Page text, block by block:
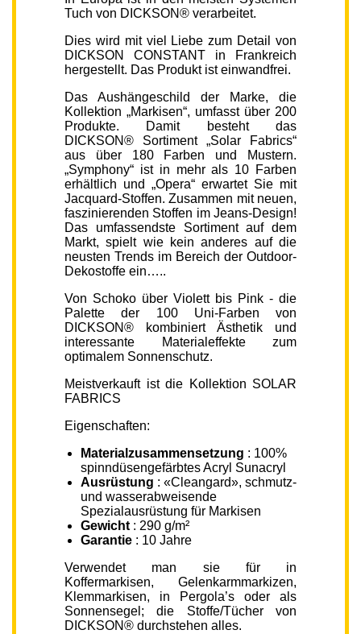
Tuch von DICKSON® verarbeitet.
Dies wird mit viel Liebe zum Detail von
DICKSON CONSTANT in Frankreich
hergestellt. Das Produkt ist einwandfrei.
Das Aushängeschild der Marke, die
Kollektion „Markisen“, umfasst über 200
Produkte. Damit besteht das
DICKSON® Sortiment „Solar Fabrics“
aus über 180 Farben und Mustern.
„Symphony“ ist in mehr als 10 Farben
erhältlich und „Opera“ erwartet Sie mit
Jacquard-Stoffen. Zusammen mit neuen,
faszinierenden Stoffen im Jeans-Design!
Das umfassendste Sortiment auf dem
Markt, spielt wie kein anderes auf die
neusten Trends im Bereich der Outdoor-
Dekostoffe ein…..
Von Schoko über Violett bis Pink - die
Palette der 100 Uni-Farben von
DICKSON® kombiniert Ästhetik und
interessante Materialeffekte zum
optimalem Sonnenschutz.
Meistverkauft ist die Kollektion SOLAR
FABRICS
Eigenschaften:
Materialzusammensetzung : 100%
spinndüsengefärbtes Acryl Sunacryl
Ausrüstung : «Cleangard», schmutz-
und wasserabweisende
Spezialausrüstung für Markisen
Gewicht : 290 g/m²
Garantie : 10 Jahre
Verwendet man sie für in
Koffermarkisen, Gelenkarmmarkizen,
Klemmarkisen, in Pergola’s oder als
Sonnensegel; die Stoffe/Tücher von
DICKSON® durchstehen alles.